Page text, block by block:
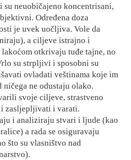
su neuobičajeno koncentrisani,
Određena doza
je uvek uočljiva. Vole da
a ciljeve istrajno i
otkrivaju tuđe tajne, no
su strpljivi i sposobni su
ovladati veštinama koje im
ničega ne odustaju olako.
svoje ciljeve, strastveno
zasljepljivati i varati.
i analiziraju stvari i ljude (kao
a rada se osiguravaju
što su vlasništvo nad